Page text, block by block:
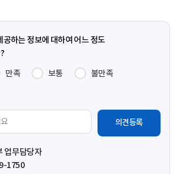
공하는 정보에 대하여 어느 정도
만족 보통
불만족
업무담당자
1750